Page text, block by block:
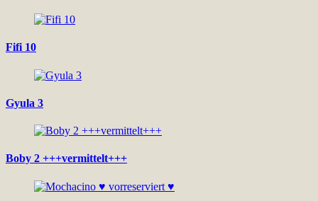
Fifi 10
Gyula 3
Boby 2 +++vermittelt+++